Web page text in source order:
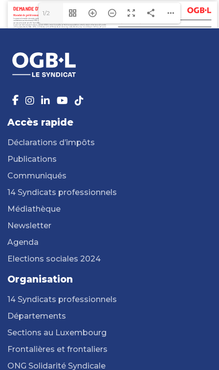
1/2
Accès rapide
Déclarations d’impôts
Publications
Communiqués
14 Syndicats professionnels
Médiathèque
Newsletter
Agenda
Elections sociales 2024
Organisation
14 Syndicats professionnels
Départements
Sections au Luxembourg
Frontalières et frontaliers
ONG Solidarité Syndicale